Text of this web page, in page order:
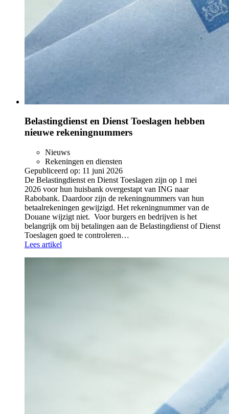
Belastingdienst en Dienst Toeslagen hebben
nieuwe rekeningnummers
Nieuws
Rekeningen en diensten
Gepubliceerd op: 11 juni 2026
De Belastingdienst en Dienst Toeslagen zijn op 1 mei
2026 voor hun huisbank overgestapt van ING naar
Rabobank. Daardoor zijn de rekeningnummers van hun
betaalrekeningen gewijzigd. Het rekeningnummer van de
Douane wijzigt niet. Voor burgers en bedrijven is het
belangrijk om bij betalingen aan de Belastingdienst of Dienst
Toeslagen goed te controleren…
Lees artikel